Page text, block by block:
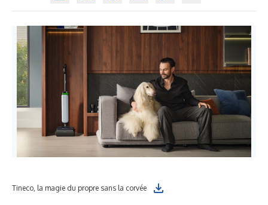
Tineco, la magie du propre sans la corvée